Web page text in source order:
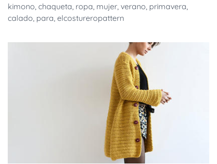
kimono, chaqueta, ropa, mujer, verano, primavera,
calado, para, elcostureropattern